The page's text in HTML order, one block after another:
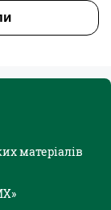
матеріалів